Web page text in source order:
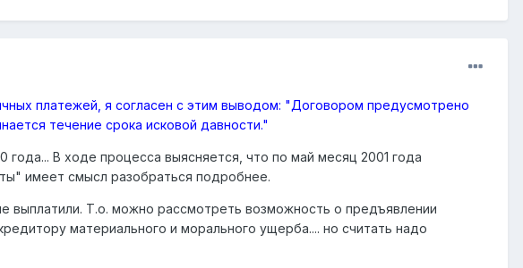
платежей, я согласен с этим выводом: "Договором предусмотрено
течение срока исковой давности."
В ходе процесса выясняется, что по май месяц 2001 года
имеет смысл разобраться подробнее.
выплатили. Т.о. можно рассмотреть возможность о предъявлении
материального и морального ущерба.... но считать надо